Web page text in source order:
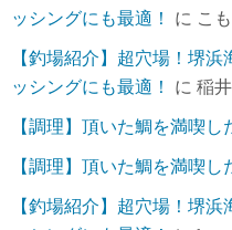
ッシングにも最適！
に こ
【釣場紹介】超穴場！堺
ッシングにも最適！
に 稲井
【調理】頂いた鯛を満喫し
【調理】頂いた鯛を満喫し
【釣場紹介】超穴場！堺